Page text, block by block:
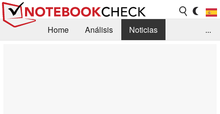
Home Análisis
Noticias
...